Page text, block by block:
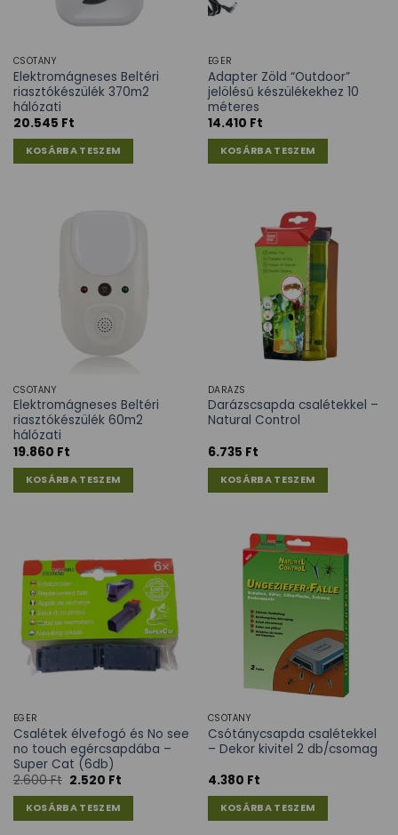
CSÓTÁNY
Elektromágneses Beltéri
riasztókészülék 370m2
hálózati
20.545 Ft
KOSÁRBA TESZEM
EGÉR
Adapter Zöld “Outdoor”
jelölésű készülékekhez 10
méteres
14.410 Ft
KOSÁRBA TESZEM
CSÓTÁNY
Elektromágneses Beltéri
riasztókészülék 60m2
hálózati
19.860 Ft
KOSÁRBA TESZEM
DARÁZS
Darázscsapda csalétekkel –
Natural Control
6.735 Ft
KOSÁRBA TESZEM
EGÉR
Csalétek élvefogó és No see
no touch egércsapdába –
Super Cat (6db)
2.600Ft 2.520 Ft
KOSÁRBA TESZEM
CSÓTÁNY
Csótánycsapda csalétekkel
– Dekor kivitel 2 db/csomag
4.380 Ft
KOSÁRBA TESZEM